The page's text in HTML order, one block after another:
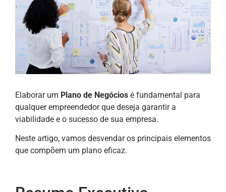
Elaborar um Plano de Negócios é fundamental para
qualquer empreendedor que deseja garantir a
viabilidade e o sucesso de sua empresa.
Neste artigo, vamos desvendar os principais elementos
que compõem um plano eficaz.